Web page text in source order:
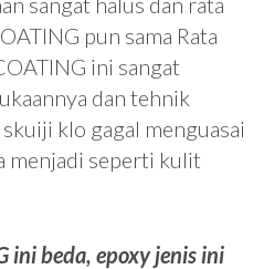
pun sama Rata
ini sangat
dan tehnik
klo gagal menguasai
menjadi seperti kulit
ini beda, epoxy jenis ini